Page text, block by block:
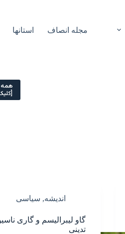
مجله انصاف استانها
همه
اندیشه, سیاسی
گاو لیبرالیسم و گاری
تدینی